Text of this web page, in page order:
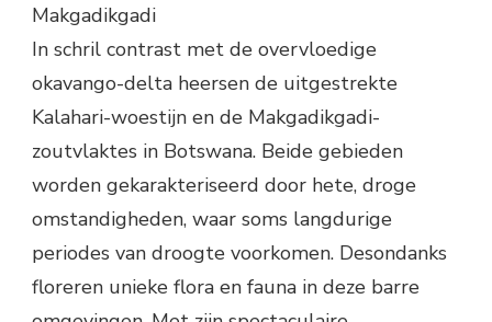
Makgadikgadi
In schril contrast met de overvloedige
okavango-delta heersen de uitgestrekte
Kalahari-woestijn en de Makgadikgadi-
zoutvlaktes in Botswana. Beide gebieden
worden gekarakteriseerd door hete, droge
omstandigheden, waar soms langdurige
periodes van droogte voorkomen. Desondanks
floreren unieke flora en fauna in deze barre